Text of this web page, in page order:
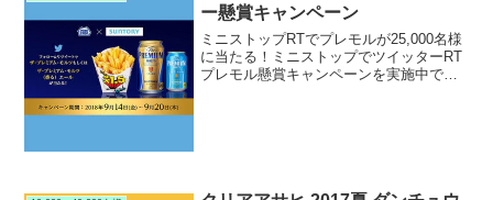
ー懸賞キャンペーン
ミニストップRTでプレモルが25,000名様
に当たる！ミニストップでツイッターRT
プレモル懸賞キャンペーンを実施中で